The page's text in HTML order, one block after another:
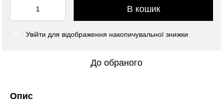
В кошик
Увійти для відображення накопичувальної знижки
До обраного
Опис